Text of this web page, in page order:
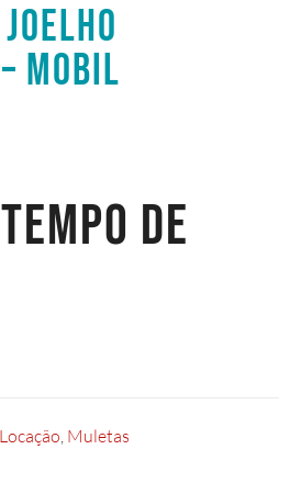
MOBIL
DE
Locação Muletas